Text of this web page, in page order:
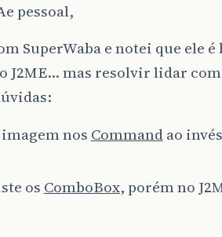
pessoal,
SuperWaba e notei que ele
J2ME… mas resolvir lidar com
nos Commandao
os ComboBox, porém no